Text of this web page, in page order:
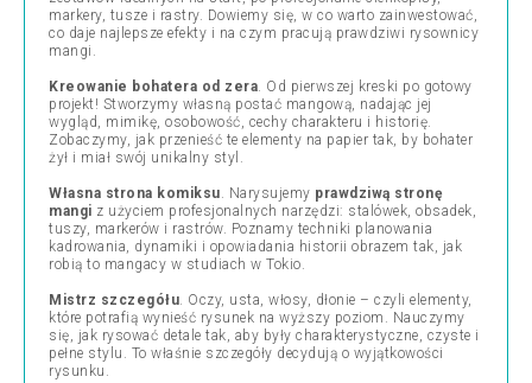
markery, tusze i rastry. Dowiemy się, w co warto zainwestować,
co daje najlepsze efekty i na czym pracują prawdziwi rysownicy
mangi.
Kreowanie bohatera od zera. Od pierwszej kreski po gotowy
projekt! Stworzymy własną postać mangową, nadając jej
wygląd, mimikę, osobowość, cechy charakteru i historię.
Zobaczymy, jak przenieść te elementy na papier tak, by bohater
żył i miał swój unikalny styl.
Własna strona komiksu. Narysujemy prawdziwą stronę
mangi z użyciem profesjonalnych narzędzi: stalówek, obsadek,
tuszy, markerów i rastrów. Poznamy techniki planowania
kadrowania, dynamiki i opowiadania historii obrazem tak, jak
robią to mangacy w studiach w Tokio.
Mistrz szczegółu. Oczy, usta, włosy, dłonie – czyli elementy,
które potrafią wynieść rysunek na wyższy poziom. Nauczymy
się, jak rysować detale tak, aby były charakterystyczne, czyste i
pełne stylu. To właśnie szczegóły decydują o wyjątkowości
rysunku.